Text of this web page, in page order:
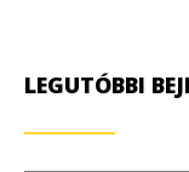
LEGUTÓBBI